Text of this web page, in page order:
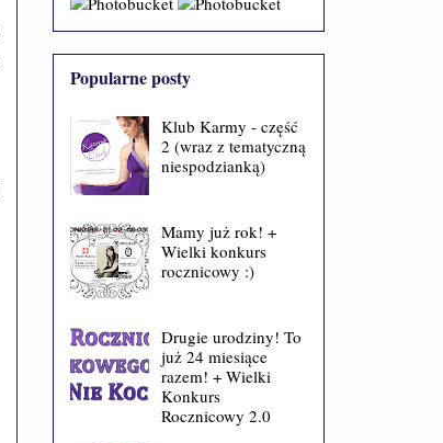
Popularne posty
Klub Karmy - część
2 (wraz z tematyczną
niespodzianką)
Mamy już rok! +
Wielki konkurs
rocznicowy :)
Drugie urodziny! To
już 24 miesiące
razem! + Wielki
Konkurs
Rocznicowy 2.0